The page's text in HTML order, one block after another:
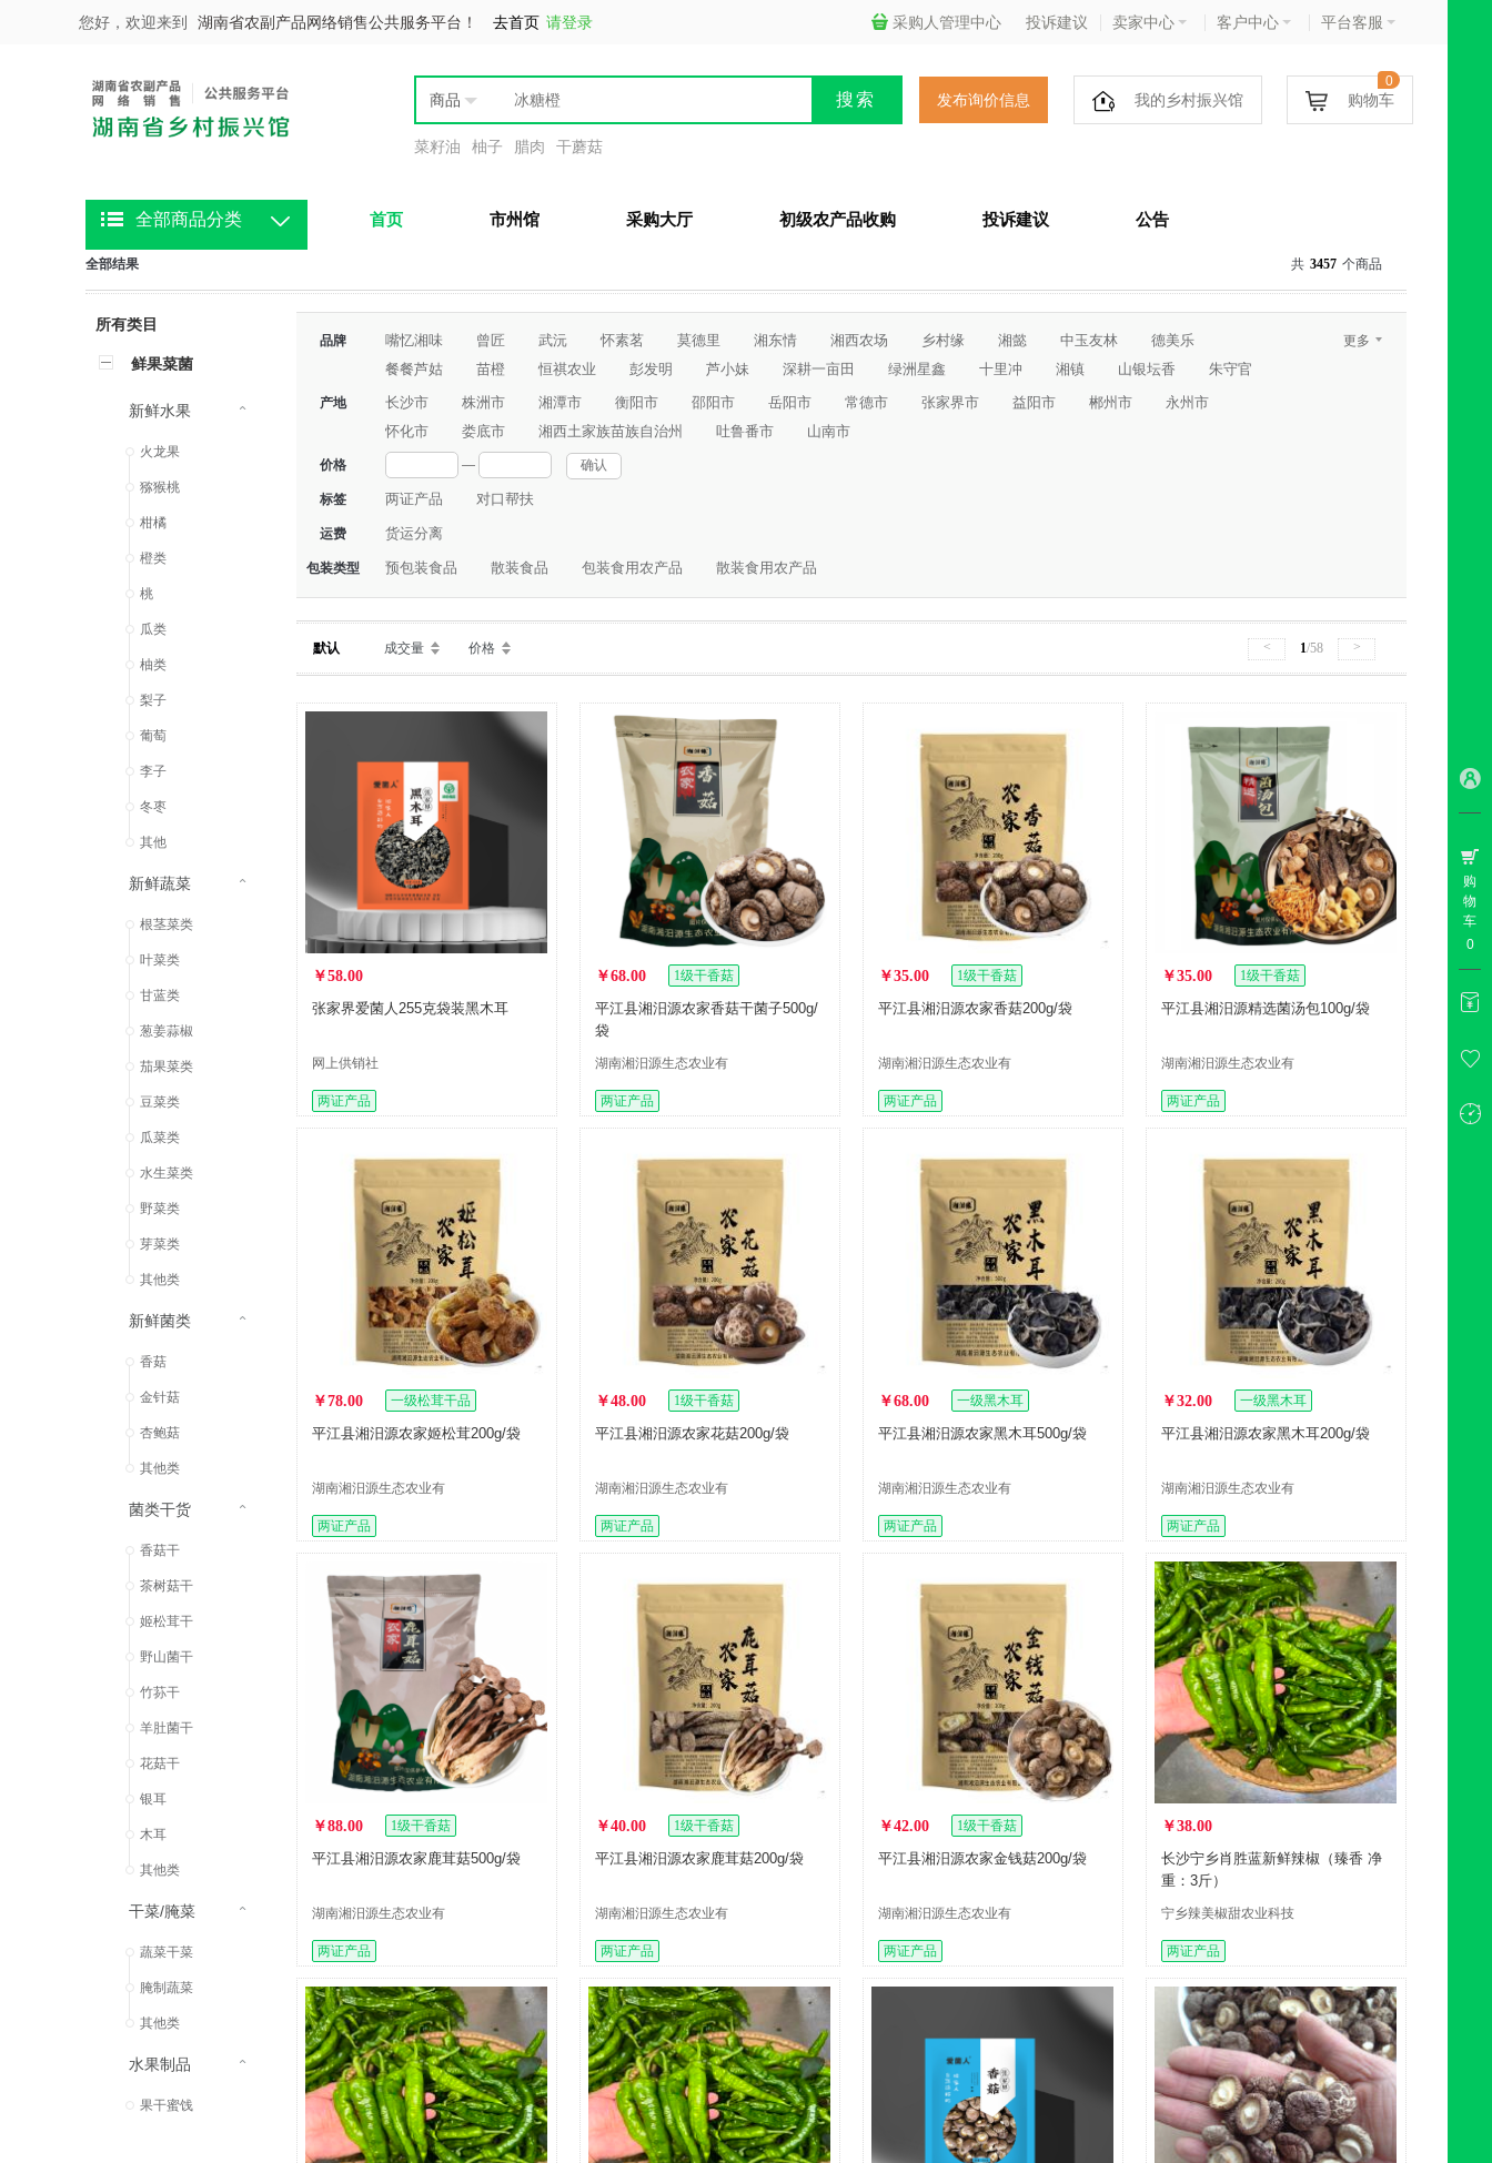
您好，欢迎来到 湖南省农副产品网络销售公共服务平台！ 去首页 请登录 采购人管理中心 投诉建议 卖家中心 客户中心 平台客服
发布询价信息 我的乡村振兴馆 购物车
0
商品
菜籽油 柚子 腊肉 干蘑菇
全部商品分类 首页 市州馆 采购大厅 初级农产品收购 投诉建议 公告
购
物
车
0
全部结果 共 3457 个商品
所有类目
鲜果菜菌
新鲜水果
火龙果
猕猴桃
柑橘
橙类
桃
瓜类
柚类
梨子
葡萄
李子
冬枣
其他
新鲜蔬菜
根茎菜类
叶菜类
甘蓝类
葱姜蒜椒
茄果菜类
豆菜类
瓜菜类
水生菜类
野菜类
芽菜类
其他类
新鲜菌类
香菇
金针菇
杏鲍菇
其他类
菌类干货
香菇干
茶树菇干
姬松茸干
野山菌干
竹荪干
羊肚菌干
花菇干
银耳
木耳
其他类
干菜/腌菜
蔬菜干菜
腌制蔬菜
其他类
水果制品
果干蜜饯
品牌 嘴忆湘味 曾匠 武沅 怀素茗 莫德里 湘东情 湘西农场 乡村缘 湘懿 中玉友林
德美乐
餐餐芦姑
苗橙 恒祺农业 彭发明 芦小妹 深耕一亩田 绿洲星鑫 十里冲 湘镇 山银坛香
朱守官
花岩溪长哥
太公桥
更多
产地 长沙市 株洲市 湘潭市 衡阳市 邵阳市 岳阳市 常德市 张家界市 益阳市 郴州市
永州市
怀化市
娄底市 湘西土家族苗族自治州 吐鲁番市 山南市
价格 — 确认
标签 两证产品 对口帮扶
运费 货运分离
包装类型 预包装食品 散装食品 包装食用农产品 散装食用农产品
默认 成交量 价格 < 1/58 >
￥58.00
张家界爱菌人255克袋装黑木耳
网上供销社
两证产品
￥68.00 1级干香菇
平江县湘汨源农家香菇干菌子500g/
袋
湖南湘汨源生态农业有
两证产品
￥35.00 1级干香菇
平江县湘汨源农家香菇200g/袋
湖南湘汨源生态农业有
两证产品
￥35.00 1级干香菇
平江县湘汨源精选菌汤包100g/袋
湖南湘汨源生态农业有
两证产品
￥78.00 一级松茸干品
平江县湘汨源农家姬松茸200g/袋
湖南湘汨源生态农业有
两证产品
￥48.00 1级干香菇
平江县湘汨源农家花菇200g/袋
湖南湘汨源生态农业有
两证产品
￥68.00 一级黑木耳
平江县湘汨源农家黑木耳500g/袋
湖南湘汨源生态农业有
两证产品
￥32.00 一级黑木耳
平江县湘汨源农家黑木耳200g/袋
湖南湘汨源生态农业有
两证产品
￥88.00 1级干香菇
平江县湘汨源农家鹿茸菇500g/袋
湖南湘汨源生态农业有
两证产品
￥40.00 1级干香菇
平江县湘汨源农家鹿茸菇200g/袋
湖南湘汨源生态农业有
两证产品
￥42.00 1级干香菇
平江县湘汨源农家金钱菇200g/袋
湖南湘汨源生态农业有
两证产品
￥38.00
长沙宁乡肖胜蓝新鲜辣椒（臻香 净
重：3斤）
宁乡辣美椒甜农业科技
两证产品